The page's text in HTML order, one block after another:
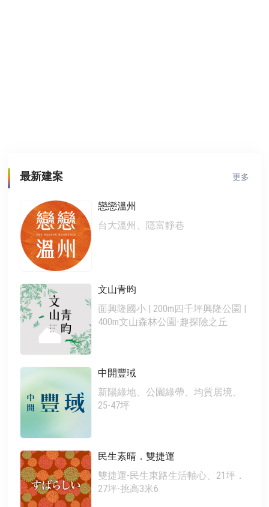
最新建案 更多
戀戀溫州
台大溫州、隱富靜巷
文山青昀
面興隆國小 | 200m四千坪興隆公園 |
400m文山森林公園-趣探險之丘
中開豐琙
新陽綠地、公園綠帶、均質居境、
25-47坪
民生素晴．雙捷運
雙捷運-民生東路生活軸心、21坪．
27坪-挑高3米6